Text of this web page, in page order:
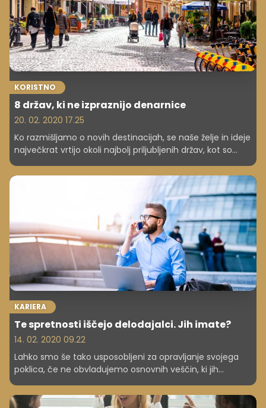
KORISTNO
8 držav, ki ne izpraznijo denarnice
20. 02. 2020 17.25
Ko razmišljamo o novih destinacijah, se naše želje in ideje
največkrat vrtijo okoli najbolj priljubljenih držav, kot so
Italija, Španija, Grčija ... Roko na srce - te države so lepe, a
tudi precej drage, sploh v visoki turistični sezoni, ko gredo
cene nočitev in hrane v nebo. A na srečo v Evropi še
vedno obstajajo skriti dragulji, ki jih lahko raziščete z zelo
nizkim proračunom, in to v vseh mesecih. Ne le, da se
boste z obiskom teh držav izognili množičnemu turizmu,
spoznali boste še kakšen drug košček našega planeta in
obenem prihranili. Izbrane destinacije so za obisk
primerne v vseh letnih časih, zato se lahko zanje odločite
kadarkoli. Vam ostaja še nekaj dni dopusta? Ne oklevajte
in pojdite!
KARIERA
Te spretnosti iščejo delodajalci. Jih imate?
14. 02. 2020 09.22
Lahko smo še tako usposobljeni za opravljanje svojega
poklica, če ne obvladujemo osnovnih veščin, ki jih
potrebujemo pri delu z ljudmi, je vse zaman. Mehke
veščine so ključne za vzpostavljanje in gradnjo odnosov,